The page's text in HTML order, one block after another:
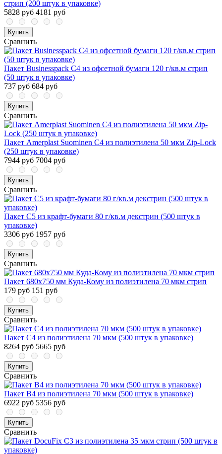
стрип (200 штук в упаковке)
5828 руб 4181 руб
Купить
Сравнить
Пакет Businesspack С4 из офсетной бумаги 120 г/кв.м стрип
(50 штук в упаковке)
737 руб 684 руб
Купить
Сравнить
Пакет Amerplast Suominen С4 из полиэтилена 50 мкм Zip-Lock
(250 штук в упаковке)
7944 руб 7004 руб
Купить
Сравнить
Пакет С5 из крафт-бумаги 80 г/кв.м декстрин (500 штук в
упаковке)
3306 руб 1957 руб
Купить
Сравнить
Пакет 680x750 мм Куда-Кому из полиэтилена 70 мкм стрип
179 руб 151 руб
Купить
Сравнить
Пакет С4 из полиэтилена 70 мкм (500 штук в упаковке)
8264 руб 5665 руб
Купить
Сравнить
Пакет В4 из полиэтилена 70 мкм (500 штук в упаковке)
6922 руб 5356 руб
Купить
Сравнить